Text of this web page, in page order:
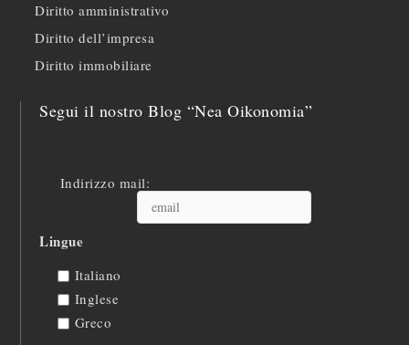
Diritto amministrativo
Diritto dell’impresa
Diritto immobiliare
Segui il nostro Blog “Nea Oikonomia”
Indirizzo mail:
Lingue
Italiano
Inglese
Greco